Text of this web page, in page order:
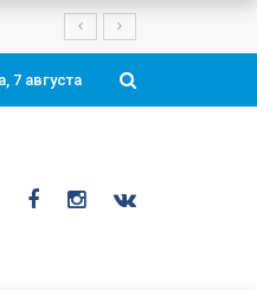
7 августа